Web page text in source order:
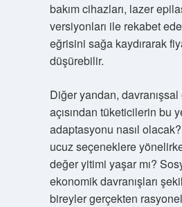
bakım cihazları, lazer
versiyonları ile rekabet
eğrisini sağa kaydırarak
düşürebilir.
Diğer yandan,
açısından tüketicilerin bu
adaptasyonu nasıl
ucuz seçeneklere
değer yitimi yaşar mı?
ekonomik davranışları
bireyler gerçekten